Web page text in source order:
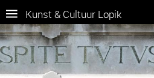
Kunst & Cultuur Lopik